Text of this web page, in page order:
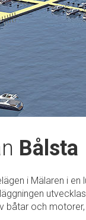
Bålsta
i Mälaren i
båtar och